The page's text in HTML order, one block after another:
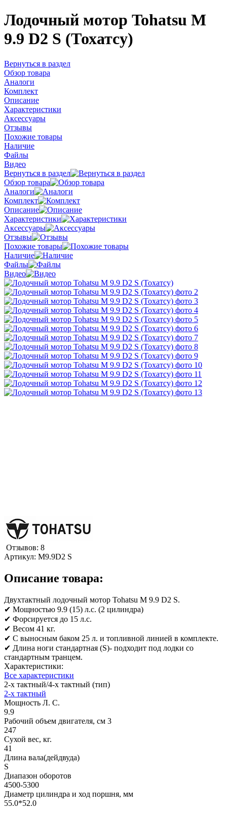
Лодочный мотор Tohatsu M
9.9 D2 S (Тохатсу)
Вернуться в раздел
Обзор товара
Аналоги
Комплект
Описание
Характеристики
Аксессуары
Отзывы
Похожие товары
Наличие
Файлы
Видео
Вернуться в раздел
Обзор товара
Аналоги
Комплект
Описание
Характеристики
Аксессуары
Отзывы
Похожие товары
Наличие
Файлы
Видео
Отзывов: 8
Артикул: М9.9D2 S
Описание товара:
Двухтактный лодочный мотор Tohatsu M 9.9 D2 S.
✔ Мощностью 9.9 (15) л.с. (2 цилиндра)
✔ Форсируется до 15 л.с.
✔ Весом 41 кг.
✔ С выносным баком 25 л. и топливной линией в комплекте.
✔ Длина ноги стандартная (S)- подходит под лодки со
стандартным транцем.
Характеристики:
Все характеристики
2-х тактный/4-х тактный (тип)
2-х тактный
Мощность Л. С.
9.9
Рабочий объем двигателя, см 3
247
Сухой вес, кг.
41
Длина вала(дейдвуда)
S
Диапазон оборотов
4500-5300
Диаметр цилиндра и ход поршня, мм
55.0*52.0